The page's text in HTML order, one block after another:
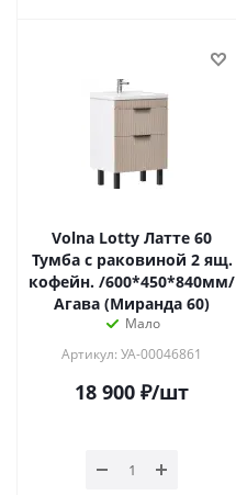
Volna Lotty Латте 60
Тумба с раковиной 2 ящ.
кофейн. /600*450*840мм/
Агава (Миранда 60)
Мало
Артикул: УА-00046861
18 900 ₽/шт